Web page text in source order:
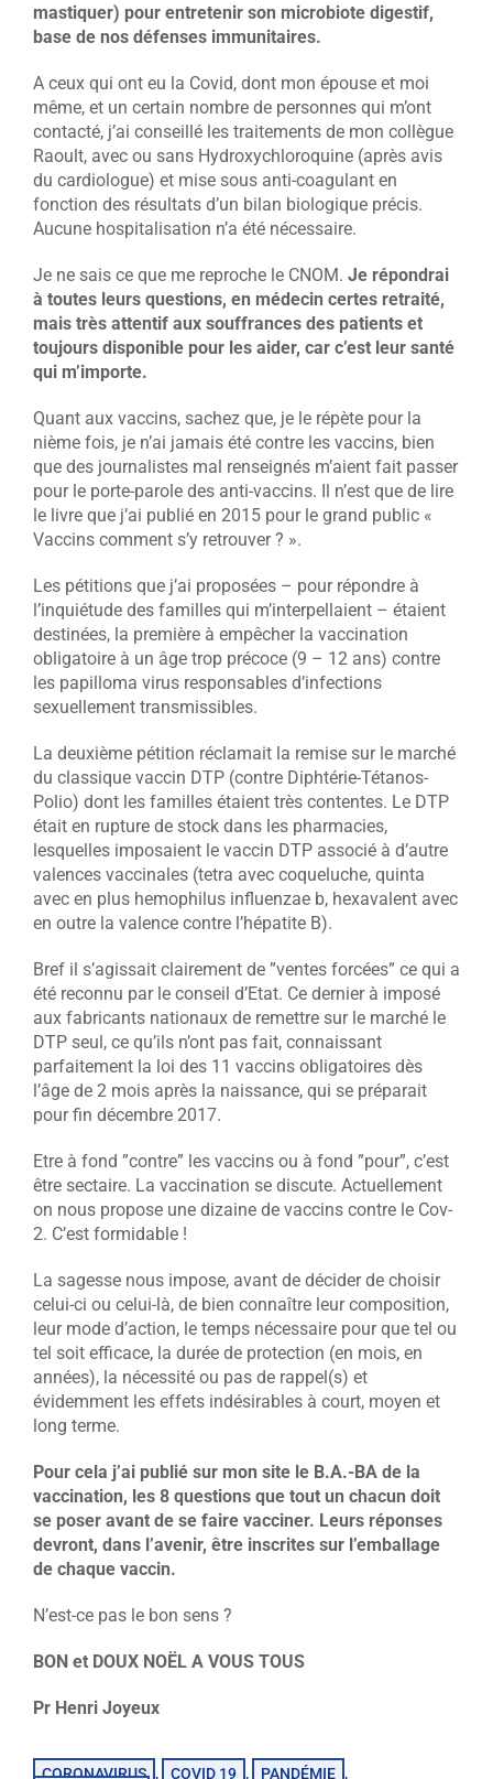
mastiquer) pour entretenir son microbiote digestif,
base de nos défenses immunitaires.
A ceux qui ont eu la Covid, dont mon épouse et moi
même, et un certain nombre de personnes qui m’ont
contacté, j’ai conseillé les traitements de mon collègue
Raoult, avec ou sans Hydroxychloroquine (après avis
du cardiologue) et mise sous anti-coagulant en
fonction des résultats d’un bilan biologique précis.
Aucune hospitalisation n’a été nécessaire.
Je ne sais ce que me reproche le CNOM. Je répondrai
à toutes leurs questions, en médecin certes retraité,
mais très attentif aux souffrances des patients et
toujours disponible pour les aider, car c’est leur santé
qui m’importe.
Quant aux vaccins, sachez que, je le répète pour la
nième fois, je n’ai jamais été contre les vaccins, bien
que des journalistes mal renseignés m’aient fait passer
pour le porte-parole des anti-vaccins. Il n’est que de lire
le livre que j’ai publié en 2015 pour le grand public «
Vaccins comment s’y retrouver ? ».
Les pétitions que j’ai proposées – pour répondre à
l’inquiétude des familles qui m’interpellaient – étaient
destinées, la première à empêcher la vaccination
obligatoire à un âge trop précoce (9 – 12 ans) contre
les papilloma virus responsables d’infections
sexuellement transmissibles.
La deuxième pétition réclamait la remise sur le marché
du classique vaccin DTP (contre Diphtérie-Tétanos-
Polio) dont les familles étaient très contentes. Le DTP
était en rupture de stock dans les pharmacies,
lesquelles imposaient le vaccin DTP associé à d’autre
valences vaccinales (tetra avec coqueluche, quinta
avec en plus hemophilus influenzae b, hexavalent avec
en outre la valence contre l’hépatite B).
Bref il s’agissait clairement de ”ventes forcées” ce qui a
été reconnu par le conseil d’Etat. Ce dernier à imposé
aux fabricants nationaux de remettre sur le marché le
DTP seul, ce qu’ils n’ont pas fait, connaissant
parfaitement la loi des 11 vaccins obligatoires dès
l’âge de 2 mois après la naissance, qui se préparait
pour fin décembre 2017.
Etre à fond ”contre” les vaccins ou à fond ”pour”, c’est
être sectaire. La vaccination se discute. Actuellement
on nous propose une dizaine de vaccins contre le Cov-
2. C’est formidable !
La sagesse nous impose, avant de décider de choisir
celui-ci ou celui-là, de bien connaître leur composition,
leur mode d’action, le temps nécessaire pour que tel ou
tel soit efficace, la durée de protection (en mois, en
années), la nécessité ou pas de rappel(s) et
évidemment les effets indésirables à court, moyen et
long terme.
Pour cela j’ai publié sur mon site le B.A.-BA de la
vaccination, les 8 questions que tout un chacun doit
se poser avant de se faire vacciner. Leurs réponses
devront, dans l’avenir, être inscrites sur l’emballage
de chaque vaccin.
N’est-ce pas le bon sens ?
BON et DOUX NOËL A VOUS TOUS
Pr Henri Joyeux
CORONAVIRUS , COVID 19 , PANDÉMIE ,